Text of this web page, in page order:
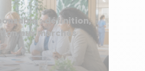
: définition,
aux marchés